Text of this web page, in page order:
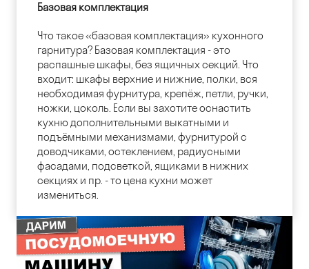
Базовая комплектация
Что такое «базовая комплектация» кухонного
гарнитура? Базовая комплектация - это
распашные шкафы, без ящичных секций. Что
входит: шкафы верхние и нижние, полки, вся
необходимая фурнитура, крепёж, петли, ручки,
ножки, цоколь. Если вы захотите оснастить
кухню дополнительными выкатными и
подъёмными механизмами, фурнитурой с
доводчиками, остеклением, радиусными
фасадами, подсветкой, ящиками в нижних
секциях и пр. - то цена кухни может
измениться.